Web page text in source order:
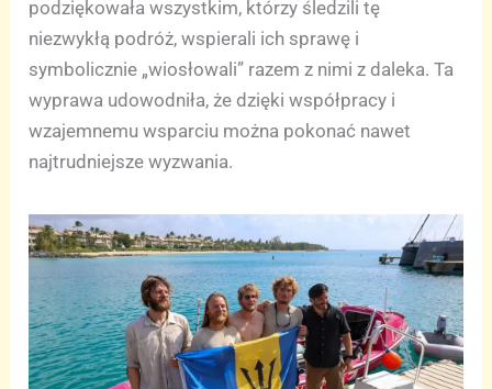
podziękowała wszystkim, którzy śledzili tę
niezwykłą podróż, wspierali ich sprawę i
symbolicznie „wiosłowali” razem z nimi z daleka. Ta
wyprawa udowodniła, że dzięki współpracy i
wzajemnemu wsparciu można pokonać nawet
najtrudniejsze wyzwania.